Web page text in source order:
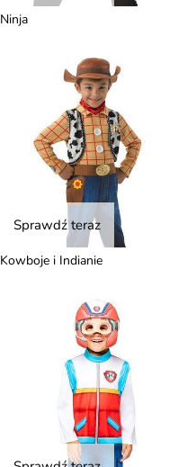
Ninja
Sprawdź teraz
Kowboje i Indianie